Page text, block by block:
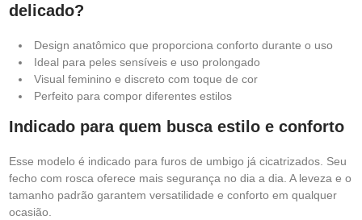
delicado?
Design anatômico que proporciona conforto durante o uso
Ideal para peles sensíveis e uso prolongado
Visual feminino e discreto com toque de cor
Perfeito para compor diferentes estilos
Indicado para quem busca estilo e conforto
Esse modelo é indicado para furos de umbigo já cicatrizados. Seu
fecho com rosca oferece mais segurança no dia a dia. A leveza e o
tamanho padrão garantem versatilidade e conforto em qualquer
ocasião.